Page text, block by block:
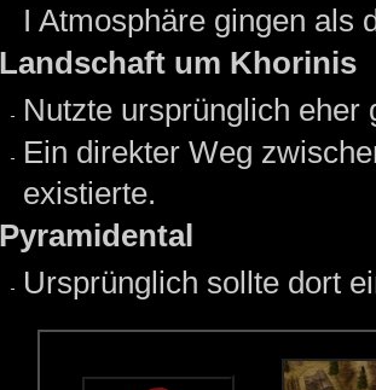
I Atmosphäre gingen als
Landschaft um Khorinis
Nutzte ursprünglich eher
Ein direkter Weg
existierte.
Pyramidental
Ursprünglich sollte dort